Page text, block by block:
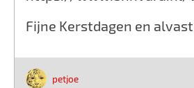
Fijne Kerstdagen en
petjoe